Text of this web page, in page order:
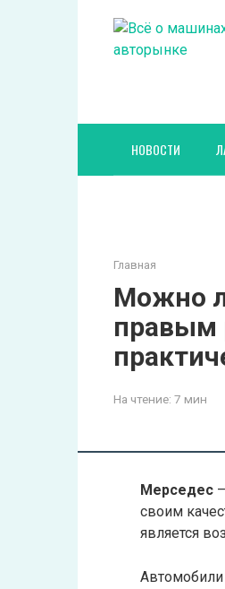
НОВОСТИ
Главная
Можно
правым
На чтение: 7 мин
Мерседес
своим
является
Автомобили